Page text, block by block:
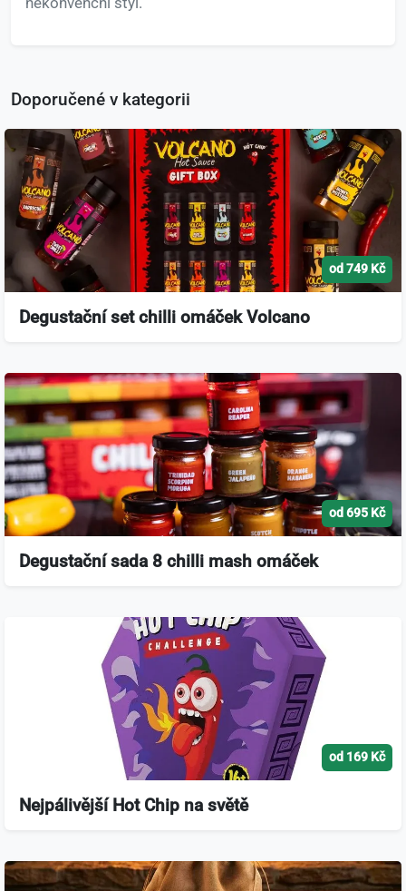
Doporučené v kategorii
od 749 Kč
Degustační set chilli omáček Volcano
od 695 Kč
Degustační sada 8 chilli mash omáček
od 169 Kč
Nejpálivější Hot Chip na světě